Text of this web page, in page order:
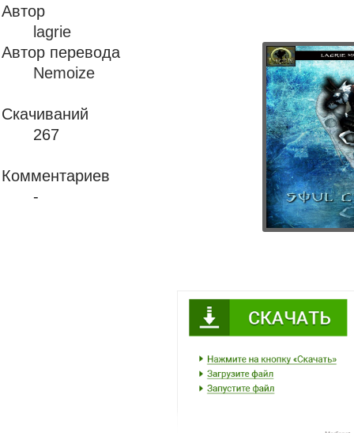
Автор
lagrie
Автор перевода
Nemoize
Скачиваний
267
Комментариев
-